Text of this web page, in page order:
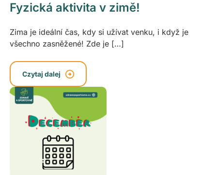
Fyzická aktivita v zimě!
Zima je ideální čas, kdy si užívat venku, i když je
všechno zasněžené! Zde je […]
Czytaj dalej